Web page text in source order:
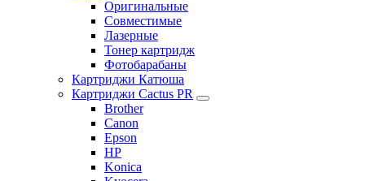
Оригинальные
Совместимые
Лазерные
Тонер картридж
Фотобарабаны
Картриджи Катюша
Картриджи Cactus PR
Brother
Canon
Epson
HP
Konica